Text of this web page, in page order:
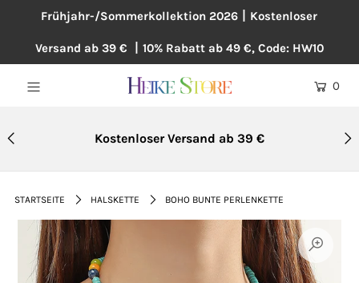
Frühjahr-/Sommerkollektion 2026丨Kostenloser
Versand ab 39 € 丨10% Rabatt ab 49 €, Code: HW10
0
Kostenloser Versand ab 39 €
STARTSEITE HALSKETTE BOHO BUNTE PERLENKETTE
ÜBERGRÖßE
HOSEN
ACCESSOIRES